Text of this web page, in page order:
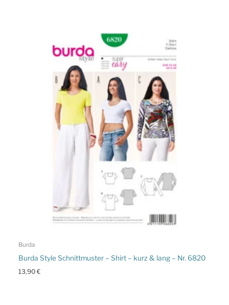
Burda
Burda Style Schnittmuster – Shirt – kurz & lang – Nr. 6820
13,90€